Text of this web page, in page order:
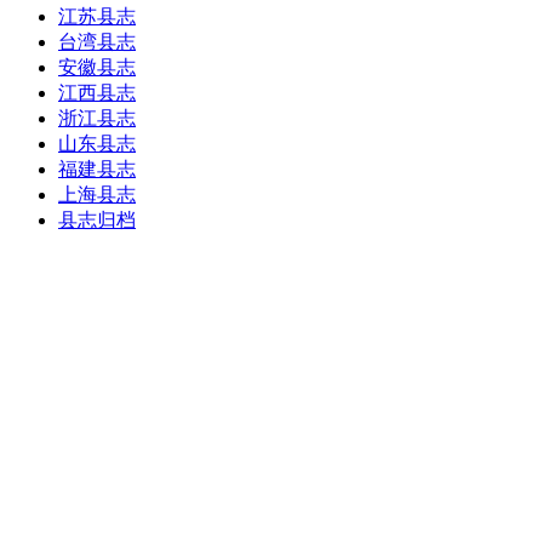
江苏县志
台湾县志
安徽县志
江西县志
浙江县志
山东县志
福建县志
上海县志
县志归档